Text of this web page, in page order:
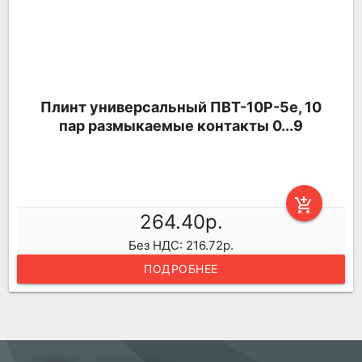
Плинт универсальный ПВТ-10Р-5е, 10
пар размыкаемые контакты 0...9
add_shopping_cart
264.40р.
Без НДС: 216.72р.
ПОДРОБНЕЕ